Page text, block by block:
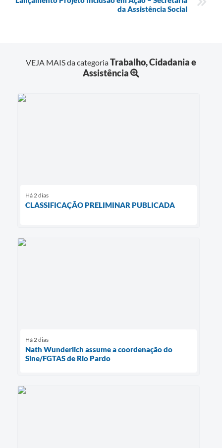
da Assistência Social
VEJA MAIS da categoriaTrabalho, Cidadania e
Assistência
Há 2 dias
CLASSIFICAÇÃO PRELIMINAR PUBLICADA
Há 2 dias
Nath Wunderlich assume a coordenação do
Sine/FGTAS de Rio Pardo